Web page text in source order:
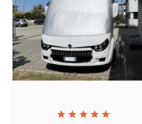
    